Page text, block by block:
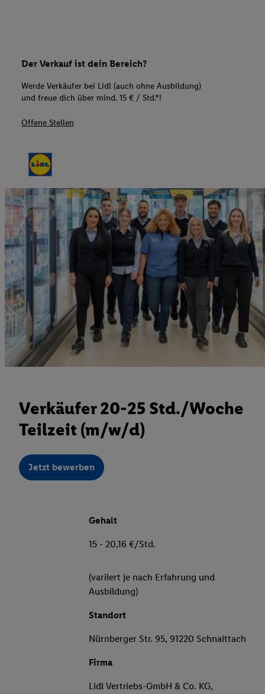
Der Verkauf ist dein Bereich?
Werde Verkäufer bei Lidl (auch ohne Ausbildung)
und freue dich über mind. 15 € / Std.*!
Offene Stellen
Verkäufer 20-25 Std./Woche
Teilzeit (m/w/d)
Jetzt bewerben
Gehalt
15 - 20,16 €/Std.
(variiert je nach Erfahrung und
Ausbildung)
Standort
Nürnberger Str. 95, 91220 Schnaittach
Firma
Lidl Vertriebs-GmbH & Co. KG,